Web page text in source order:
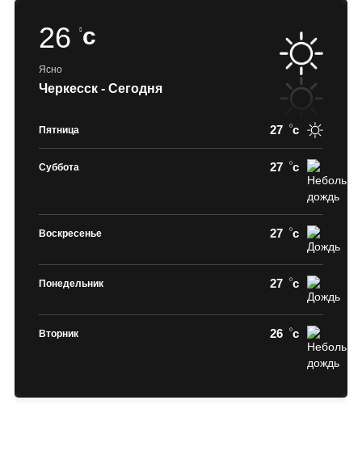
26 c
Ясно
Черкесск - Сегодня
Пятница 27 c
Суббота 27 c
Воскресенье 27 c
Понедельник 27 c
Вторник 26 c